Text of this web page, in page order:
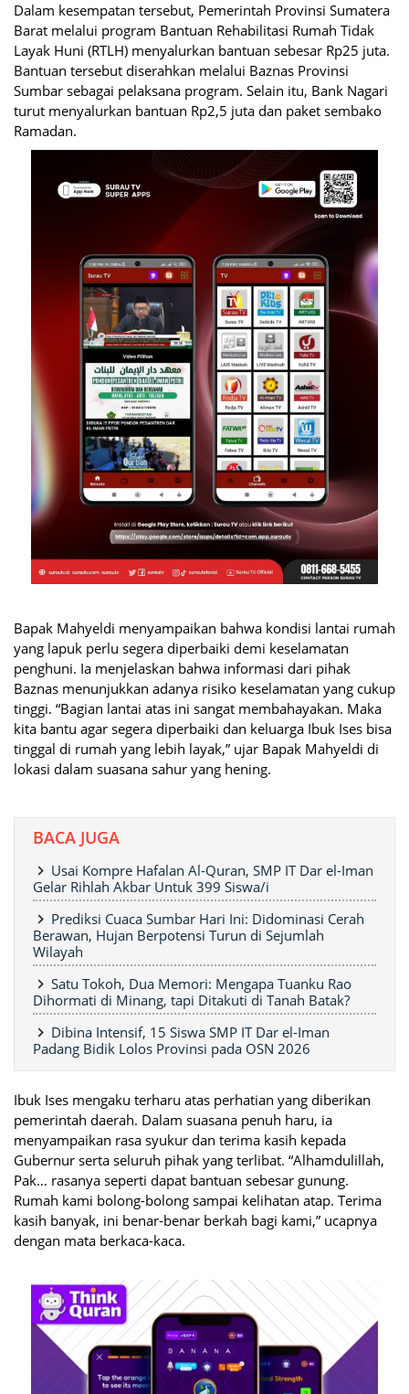
Dalam kesempatan tersebut, Pemerintah Provinsi Sumatera
Barat melalui program Bantuan Rehabilitasi Rumah Tidak
Layak Huni (RTLH) menyalurkan bantuan sebesar Rp25 juta.
Bantuan tersebut diserahkan melalui Baznas Provinsi
Sumbar sebagai pelaksana program. Selain itu, Bank Nagari
turut menyalurkan bantuan Rp2,5 juta dan paket sembako
Ramadan.
Bapak Mahyeldi menyampaikan bahwa kondisi lantai rumah
yang lapuk perlu segera diperbaiki demi keselamatan
penghuni. Ia menjelaskan bahwa informasi dari pihak
Baznas menunjukkan adanya risiko keselamatan yang cukup
tinggi. “Bagian lantai atas ini sangat membahayakan. Maka
kita bantu agar segera diperbaiki dan keluarga Ibuk Ises bisa
tinggal di rumah yang lebih layak,” ujar Bapak Mahyeldi di
lokasi dalam suasana sahur yang hening.
BACA JUGA
Usai Kompre Hafalan Al-Quran, SMP IT Dar el-Iman
Gelar Rihlah Akbar Untuk 399 Siswa/i
Prediksi Cuaca Sumbar Hari Ini: Didominasi Cerah
Berawan, Hujan Berpotensi Turun di Sejumlah
Wilayah
Satu Tokoh, Dua Memori: Mengapa Tuanku Rao
Dihormati di Minang, tapi Ditakuti di Tanah Batak?
Dibina Intensif, 15 Siswa SMP IT Dar el-Iman
Padang Bidik Lolos Provinsi pada OSN 2026
Ibuk Ises mengaku terharu atas perhatian yang diberikan
pemerintah daerah. Dalam suasana penuh haru, ia
menyampaikan rasa syukur dan terima kasih kepada
Gubernur serta seluruh pihak yang terlibat. “Alhamdulillah,
Pak… rasanya seperti dapat bantuan sebesar gunung.
Rumah kami bolong-bolong sampai kelihatan atap. Terima
kasih banyak, ini benar-benar berkah bagi kami,” ucapnya
dengan mata berkaca-kaca.